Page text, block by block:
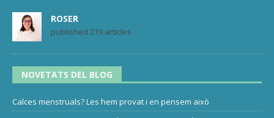
ROSER
published 219 articles
NOVETATS DEL BLOG
Calces menstruals? Les hem provat i en pensem això